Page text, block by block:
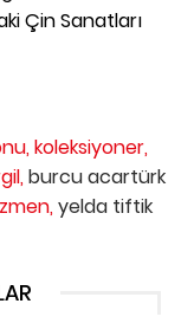
Çin Sanatları
koleksiyoner,
burcu acartürk
yelda tiftik